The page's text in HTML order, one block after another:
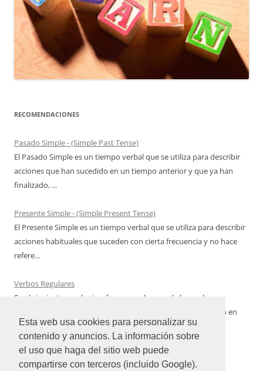
Esta web usa cookies para personalizar su
contenido y anuncios. La información sobre
el uso que haga del sitio web puede
compartirse con terceros (incluido Google).
RECOMENDACIONES
Pasado Simple - (Simple Past Tense)
El Pasado Simple es un tiempo verbal que se utiliza para describir
acciones que han sucedido en un tiempo anterior y que ya han
finalizado, ...
Presente Simple - (Simple Present Tense)
El Presente Simple es un tiempo verbal que se utiliza para describir
acciones habituales que suceden con cierta frecuencia y no hace
refere...
Verbos Regulares
En el siguiente cuadro te ofrecemos algunos de los verbos
regulares del idioma inglés más utilizados con su conjugación en
Pasado Simple qu...